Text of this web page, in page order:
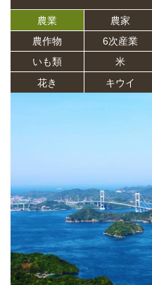
農業 農家
農作物
6次産業
いも類
米
花き
キウイ